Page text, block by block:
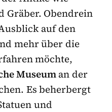
Gräber. Obendrein
auf den
mehr über die
möchte,
Museuman der
Es beherbergt
und